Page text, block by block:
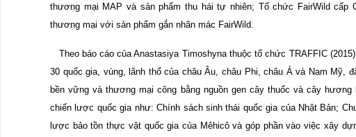
thương mại MAP và sản phẩm thu hái tự nhiên; Tổ chức FairWild cấp
thương mại với sản phẩm gắn nhãn mác FairWild.
Theo báo cáo của Anastasiya Timoshyna thuộc tổ chức TRAFFIC
30 quốc gia, vùng, lãnh thổ của châu Âu, châu Phi, châu Á và Nam Mỹ,
bền vững và thương mại công bằng nguồn gen cây thuốc và cây
chiến lược quốc gia như: Chính sách sinh thái quốc gia của Nhật Bản;
lược bảo tồn thực vật quốc gia của Mêhicô và góp phần vào việc xây